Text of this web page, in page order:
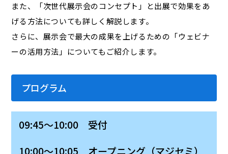
また、「次世代展示会のコンセプト」と出展で効果をあ
げる方法についても詳しく解説します。
さらに、展示会で最大の成果を上げるための「ウェビナ
ーの活用方法」についてもご紹介します。
プログラム
09:45～10:00 受付
10:00～10:05 オープニング（マジセミ）